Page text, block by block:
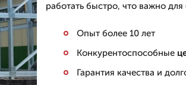
работать быстро, что важно для
Опыт более 10 лет
Конкурентоспособные
Гарантия качества и